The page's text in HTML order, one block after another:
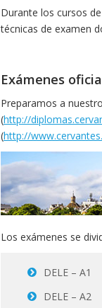
Durante los cursos
técnicas de examen
Exámenes
Preparamos a
(http://
(http://
Los exámenes se
DELE – A1
DELE – A2